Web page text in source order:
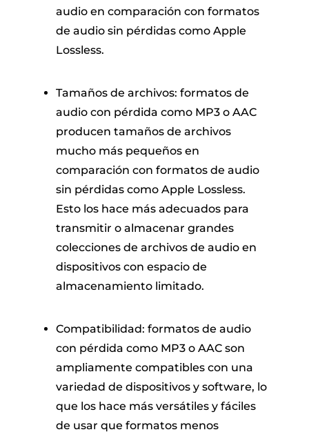
audio en comparación con formatos
de audio sin pérdidas como Apple
Lossless.
Tamaños de archivos: formatos de
audio con pérdida como MP3 o AAC
producen tamaños de archivos
mucho más pequeños en
comparación con formatos de audio
sin pérdidas como Apple Lossless.
Esto los hace más adecuados para
transmitir o almacenar grandes
colecciones de archivos de audio en
dispositivos con espacio de
almacenamiento limitado.
Compatibilidad: formatos de audio
con pérdida como MP3 o AAC son
ampliamente compatibles con una
variedad de dispositivos y software, lo
que los hace más versátiles y fáciles
de usar que formatos menos